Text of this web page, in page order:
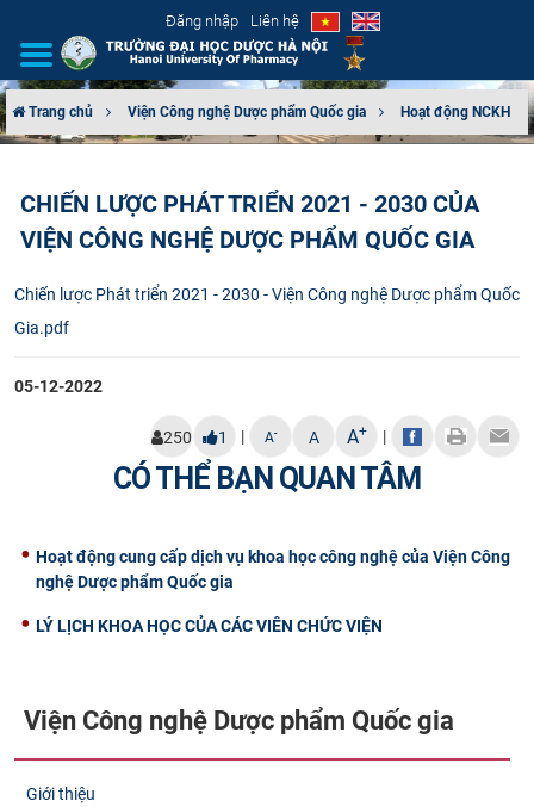
Đăng nhập Liên hệ
CƠ CẤU TỔ CHỨC
ĐÀO TẠO
ĐẢM BẢO CHẤT LƯỢNG
KHOA HỌC CÔNG NGHỆ
CỰU NGƯỜI HỌC
Trang chủ Viện Công nghệ Dược phẩm Quốc gia Hoạt động NCKH
CHIẾN LƯỢC PHÁT TRIỂN 2021 - 2030 CỦA
VIỆN CÔNG NGHỆ DƯỢC PHẨM QUỐC GIA
Chiến lược Phát triển 2021 - 2030 - Viện Công nghệ Dược phẩm Quốc
Gia.pdf
05-12-2022
250 1 | A- A A+ |
CÓ THỂ BẠN QUAN TÂM
Hoạt động cung cấp dịch vụ khoa học công nghệ của Viện Công
nghệ Dược phẩm Quốc gia
LÝ LỊCH KHOA HỌC CỦA CÁC VIÊN CHỨC VIỆN
Viện Công nghệ Dược phẩm Quốc gia
Giới thiệu